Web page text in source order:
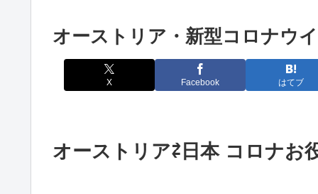
オーストリア・新型コロナウ
X Facebook はてブ
オーストリア⇄日本 コロナお